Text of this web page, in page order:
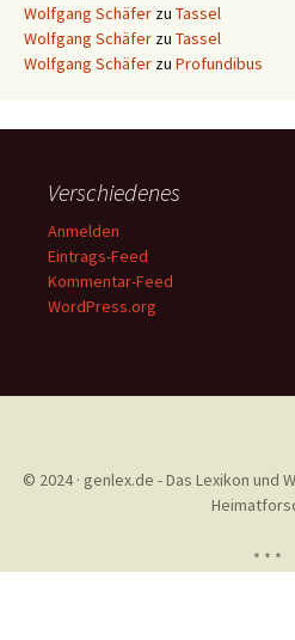
Wolfgang Schäfer zu Tassel
Wolfgang Schäfer zu Tassel
Wolfgang Schäfer zu Profundibus
Verschiedenes
Anmelden
Eintrags-Feed
Kommentar-Feed
WordPress.org
© 2024 · genlex.de - Das Lexikon und
* * *